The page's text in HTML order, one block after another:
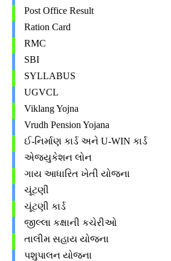
Post Office Result
Ration Card
RMC
SBI
SYLLABUS
UGVCL
Viklang Yojna
Vrudh Pension Yojana
ઈ-નિર્માણ કાર્ડ અને U-WIN કાર્ડ
એજ્યુકેશન લોન
ગાય આધારિત ખેતી યોજના
ચૂંટણી
ચૂંટણી કાર્ડ
જીલ્લા કક્ષાની કચેરીઓ
તાલીમ સહાય યોજના
પશુપાલન યોજના